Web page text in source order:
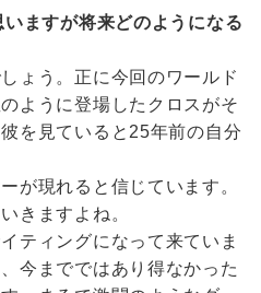
ますが将来どのようになる
ょう。正に今回のワールド
ように登場したクロスがそ
を見ていると25年前の自分
が現れると信じています。
きますよね。
ティングになって来ていま
今までではあり得なかった